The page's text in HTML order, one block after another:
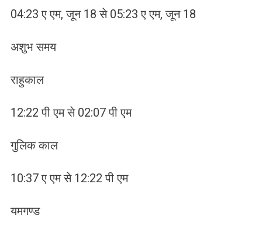
04:23 ए एम, जून 18 से 05:23 ए एम, जून 18
अशुभ समय
राहुकाल
12:22 पी एम से 02:07 पी एम
गुलिक काल
10:37 ए एम से 12:22 पी एम
यमगण्ड